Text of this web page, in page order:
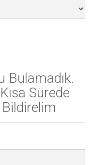
Bulamadık.
Sürede
Bildirelim